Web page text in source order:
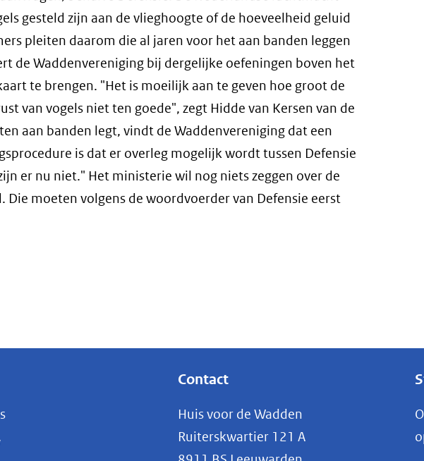
gesteld zijn aan de vlieghoogte of de hoeveelheid geluid
pleiten daarom die al jaren voor het aan banden leggen
de Waddenvereniging bij dergelijke oefeningen boven het
te brengen. "Het is moeilijk aan te geven hoe groot de
van vogels niet ten goede", zegt Hidde van Kersen van de
aan banden legt, vindt de Waddenvereniging dat een
is dat er overleg mogelijk wordt tussen Defensie
er nu niet." Het ministerie wil nog niets zeggen over de
moeten volgens de woordvoerder van Defensie eerst
Contact
Huis voor de Wadden
Ruiterskwartier 121 A